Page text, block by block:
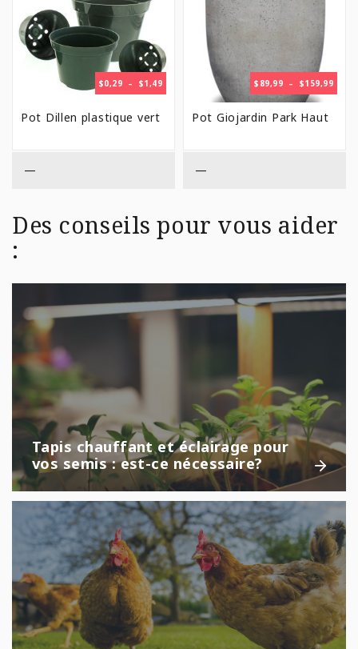
$0,29 – $1,49PLAGE
DE
Pot Dillen plastique vert
—
$ 89,99 – $159,99
DE
Pot Giojardin Park Haut
—
Des conseils pour vous aider
:
Tapis chauffant et éclairage pour
vos semis : est-ce nécessaire?